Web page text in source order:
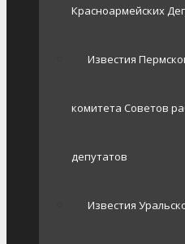
Красноармейских
Известия
комитета Советов
депутатов
Известия